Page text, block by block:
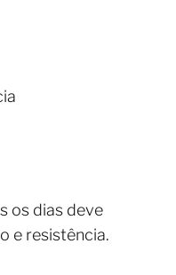
os dias deve
e resistência.